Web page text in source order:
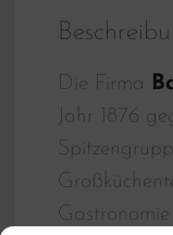
Die Firma
Jahr 1876